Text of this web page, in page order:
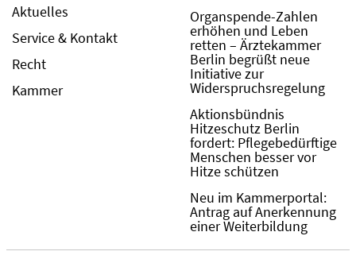
Aktuelles
Service & Kontakt
Recht
Kammer
Organspende-Zahlen
erhöhen und Leben
retten – Ärztekammer
Berlin begrüßt neue
Initiative zur
Widerspruchsregelung
Aktionsbündnis
Hitzeschutz Berlin
fordert: Pflegebedürftige
Menschen besser vor
Hitze schützen
Neu im Kammerportal:
Antrag auf Anerkennung
einer Weiterbildung